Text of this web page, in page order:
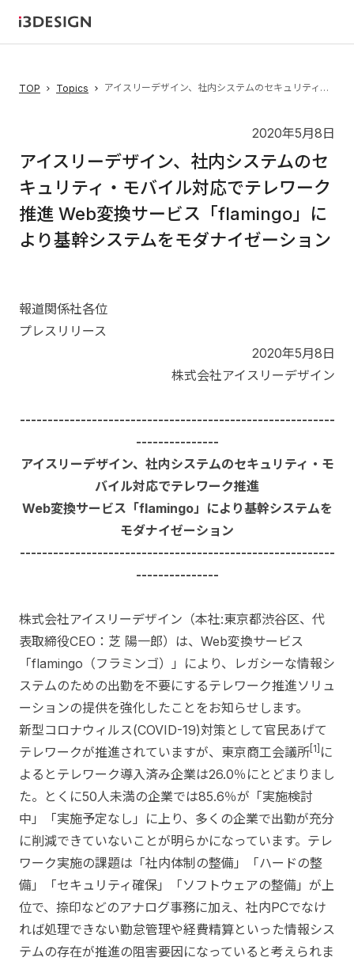
TOP Topics アイスリーデザイン、社内システムのセキュリティ・モバイル対応でテレワーク推進 Web変換サービス「flamingo」により基幹システムをモダナイゼーション
2020年5月8日
アイスリーデザイン、社内システムのセ
キュリティ・モバイル対応でテレワーク
推進 Web変換サービス「flamingo」に
より基幹システムをモダナイゼーション
報道関係社各位
プレスリリース
2020年5月8日
株式会社アイスリーデザイン
---------------------------------------------------------
---------------
アイスリーデザイン、社内システムのセキュリティ・モ
バイル対応でテレワーク推進
Web変換サービス「flamingo」により基幹システムを
モダナイゼーション
---------------------------------------------------------
---------------
株式会社アイスリーデザイン（本社:東京都渋谷区、代
表取締役CEO：芝 陽一郎）は、Web変換サービス
「flamingo（フラミンゴ）」により、レガシーな情報シ
ステムのための出勤を不要にするテレワーク推進ソリュ
ーションの提供を強化したことをお知らせします。
新型コロナウィルス(COVID-19)対策として官民あげて
テレワークが推進されていますが、東京商工会議所 [1] に
よるとテレワーク導入済み企業は26.0％にとどまりまし
た。とくに50人未満の企業では85.6％が「実施検討
中」「実施予定なし」に上り、多くの企業で出勤が充分
に削減できていないことが明らかになっています。テレ
ワーク実施の課題は「社内体制の整備」「ハードの整
備」「セキュリティ確保」「ソフトウェアの整備」が上
位で、捺印などのアナログ事務に加え、社内PCでなけ
れば処理できない勤怠管理や経費精算といった情報シス
テムの存在が推進の阻害要因になっていると考えられま